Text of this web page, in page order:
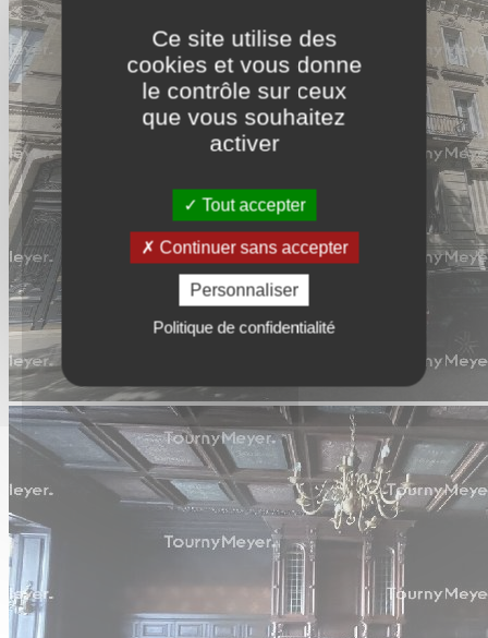
Ce site utilise des
cookies et vous donne
le contrôle sur ceux
que vous souhaitez
activer
Tout accepter
Continuer sans accepter
Personnaliser
Politique de confidentialité